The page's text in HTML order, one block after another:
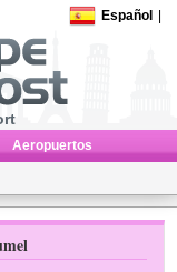
Español
Aeropuertos